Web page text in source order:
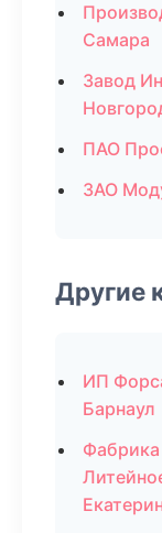
Самара
Завод
ПАО
ЗАО
Другие
ИП
Барнаул